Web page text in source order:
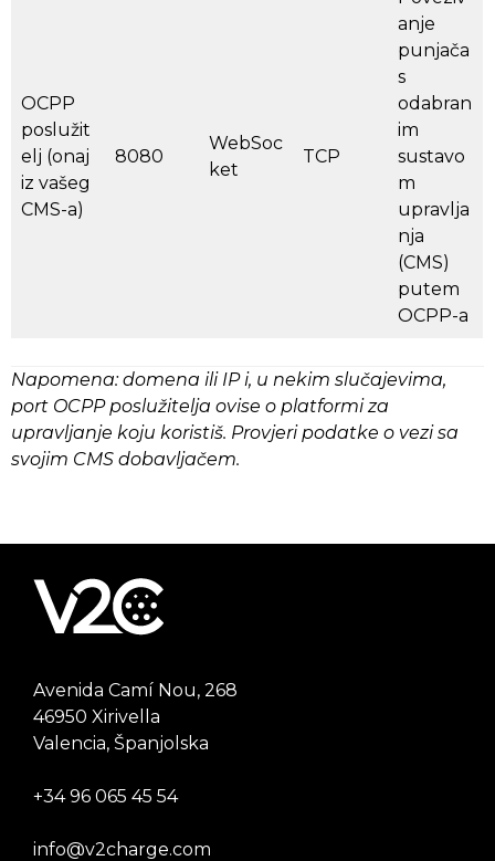
OCPP
poslužit
elj (onaj
iz vašeg
CMS-a)
8080
WebSoc
ket
TCP
anje
punjača
s
odabran
im
sustavo
m
upravlja
nja
(CMS)
putem
OCPP-a
Napomena: domena ili IP i, u nekim slučajevima,
port OCPP poslužitelja ovise o platformi za
upravljanje koju koristiš. Provjeri podatke o vezi sa
svojim CMS dobavljačem.
Avenida Camí Nou, 268
46950 Xirivella
Valencia, Španjolska
+34 96 065 45 54
info@v2charge.com